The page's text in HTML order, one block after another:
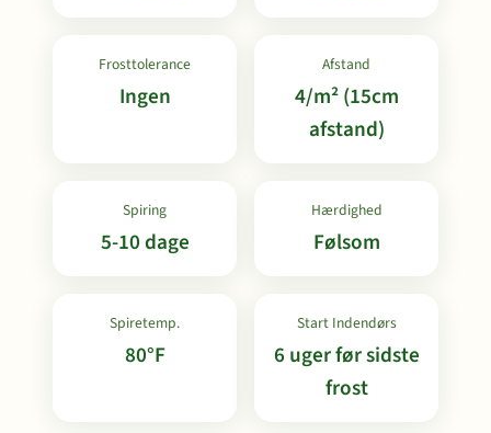
Frosttolerance
Ingen
Afstand
4/m² (15cm
afstand)
Spiring
5-10 dage
Hærdighed
Følsom
Spiretemp.
80°F
Start Indendørs
6 uger før sidste
frost